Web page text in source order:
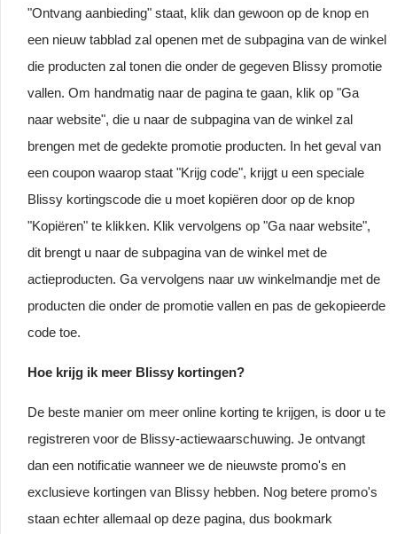
"Ontvang aanbieding" staat, klik dan gewoon op de knop en
een nieuw tabblad zal openen met de subpagina van de winkel
die producten zal tonen die onder de gegeven Blissy promotie
vallen. Om handmatig naar de pagina te gaan, klik op "Ga
naar website", die u naar de subpagina van de winkel zal
brengen met de gedekte promotie producten. In het geval van
een coupon waarop staat "Krijg code", krijgt u een speciale
Blissy kortingscode die u moet kopiëren door op de knop
"Kopiëren" te klikken. Klik vervolgens op "Ga naar website",
dit brengt u naar de subpagina van de winkel met de
actieproducten. Ga vervolgens naar uw winkelmandje met de
producten die onder de promotie vallen en pas de gekopieerde
code toe.
Hoe krijg ik meer Blissy kortingen?
De beste manier om meer online korting te krijgen, is door u te
registreren voor de Blissy-actiewaarschuwing. Je ontvangt
dan een notificatie wanneer we de nieuwste promo's en
exclusieve kortingen van Blissy hebben. Nog betere promo's
staan echter allemaal op deze pagina, dus bookmark